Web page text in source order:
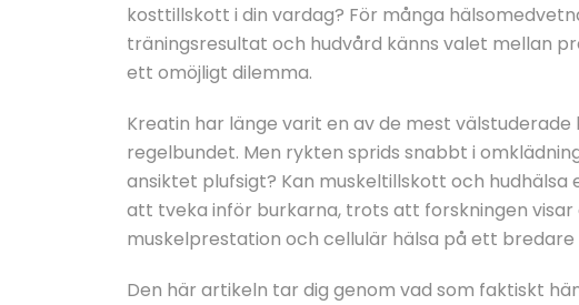
kosttillskott i din vardag? För många
träningsresultat och hudvård känns valet mellan
ett omöjligt dilemma.
Kreatin har länge varit en av de mest
regelbundet. Men rykten sprids snabbt i
ansiktet plufsigt? Kan muskeltillskott och
att tveka inför burkarna, trots att forskningen
muskelprestation och cellulär hälsa på ett
Den här artikeln tar dig genom vad som faktiskt